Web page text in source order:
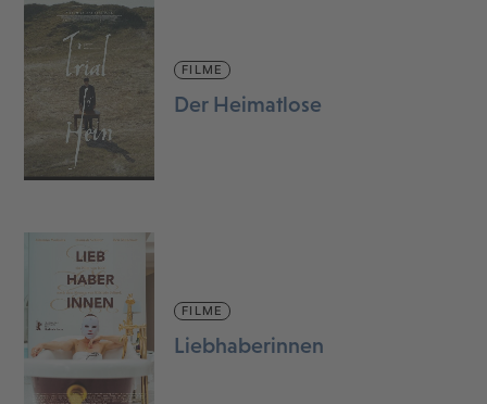
FILME
Der Heimatlose
FILME
Liebhaberinnen